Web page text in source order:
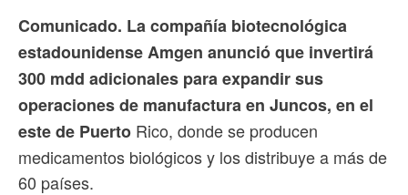
Comunicado. La compañía biotecnológica
estadounidense Amgen anunció que invertirá
300 mdd adicionales para expandir sus
operaciones de manufactura en Juncos, en el
este de Puerto Rico, donde se producen
medicamentos biológicos y los distribuye a más de
60 países.